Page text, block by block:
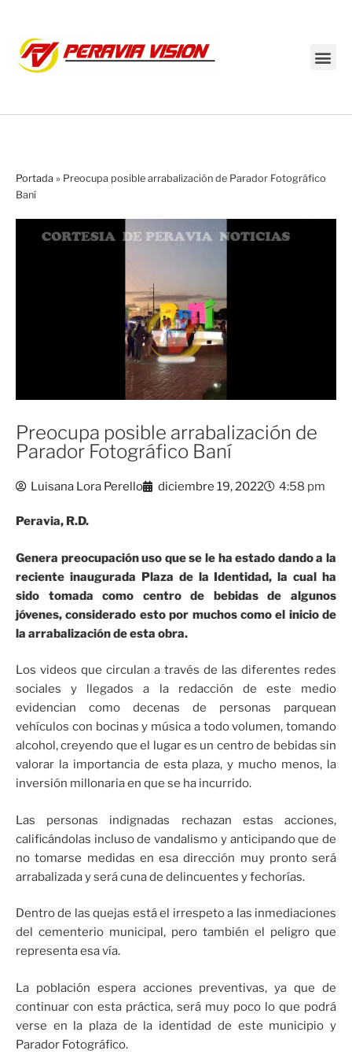
Portada » Preocupa posible arrabalización de Parador Fotográfico
Baní
Preocupa posible arrabalización de
Parador Fotográfico Baní
Luisana Lora Perello diciembre 19, 2022 4:58 pm
Peravia, R.D.
Genera preocupación uso que se le ha estado dando a la
reciente inaugurada Plaza de la Identidad, la cual ha
sido tomada como centro de bebidas de algunos
jóvenes, considerado esto por muchos como el inicio de
la arrabalización de esta obra.
Los videos que circulan a través de las diferentes redes
sociales y llegados a la redacción de este medio
evidencian como decenas de personas parquean
vehículos con bocinas y música a todo volumen, tomando
alcohol, creyendo que el lugar es un centro de bebidas sin
valorar la importancia de esta plaza, y mucho menos, la
inversión millonaria en que se ha incurrido.
Las personas indignadas rechazan estas acciones,
calificándolas incluso de vandalismo y anticipando que de
no tomarse medidas en esa dirección muy pronto será
arrabalizada y será cuna de delincuentes y fechorías.
Dentro de las quejas está el irrespeto a las inmediaciones
del cementerio municipal, pero también el peligro que
representa esa vía.
La población espera acciones preventivas, ya que de
continuar con esta práctica, será muy poco lo que podrá
verse en la plaza de la identidad de este municipio y
Parador Fotográfico.